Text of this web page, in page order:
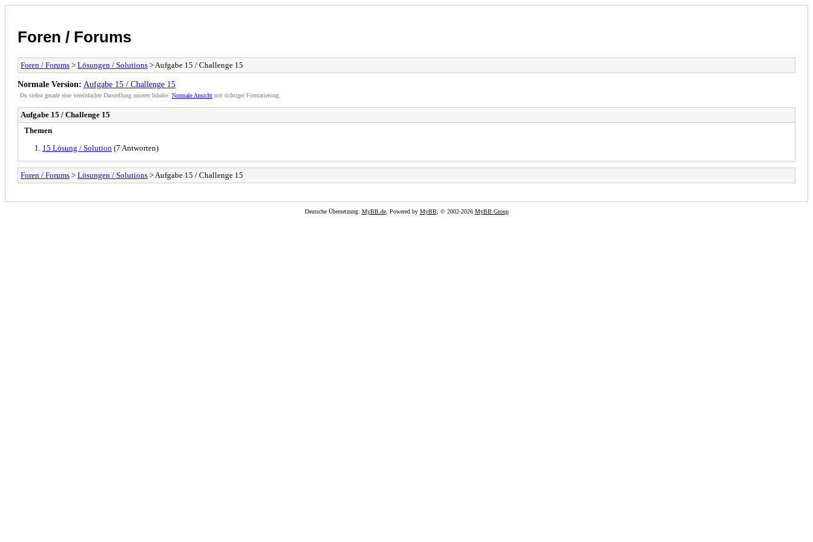
Foren / Forums
Foren / Forums > Lösungen / Solutions > Aufgabe 15 / Challenge 15
Normale Version: Aufgabe 15 / Challenge 15
Du siehst gerade eine vereinfachte Darstellung unserer Inhalte. Normale Ansicht mit richtiger Formatierung.
Aufgabe 15 / Challenge 15
Themen
15 Lösung / Solution (7 Antworten)
Foren / Forums > Lösungen / Solutions > Aufgabe 15 / Challenge 15
Deutsche Übersetzung: MyBB.de, Powered by MyBB, © 2002-2026 MyBB Group